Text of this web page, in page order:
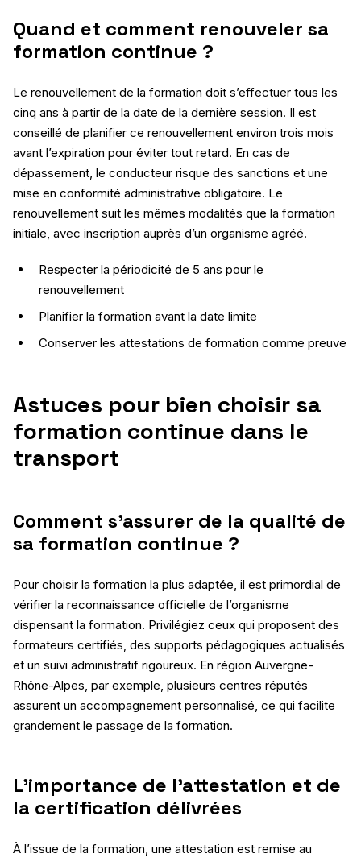
Quand et comment renouveler sa
formation continue ?
Le renouvellement de la formation doit s’effectuer tous les
cinq ans à partir de la date de la dernière session. Il est
conseillé de planifier ce renouvellement environ trois mois
avant l’expiration pour éviter tout retard. En cas de
dépassement, le conducteur risque des sanctions et une
mise en conformité administrative obligatoire. Le
renouvellement suit les mêmes modalités que la formation
initiale, avec inscription auprès d’un organisme agréé.
Respecter la périodicité de 5 ans pour le
renouvellement
Planifier la formation avant la date limite
Conserver les attestations de formation comme preuve
Astuces pour bien choisir sa
formation continue dans le
transport
Comment s’assurer de la qualité de
sa formation continue ?
Pour choisir la formation la plus adaptée, il est primordial de
vérifier la reconnaissance officielle de l’organisme
dispensant la formation. Privilégiez ceux qui proposent des
formateurs certifiés, des supports pédagogiques actualisés
et un suivi administratif rigoureux. En région Auvergne-
Rhône-Alpes, par exemple, plusieurs centres réputés
assurent un accompagnement personnalisé, ce qui facilite
grandement le passage de la formation.
L’importance de l’attestation et de
la certification délivrées
À l’issue de la formation, une attestation est remise au